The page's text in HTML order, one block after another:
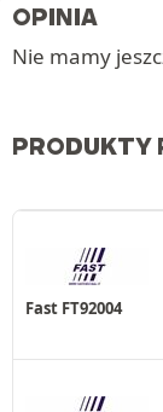
OPINIA
Nie mamy
PRODUKTY
Fast FT92004